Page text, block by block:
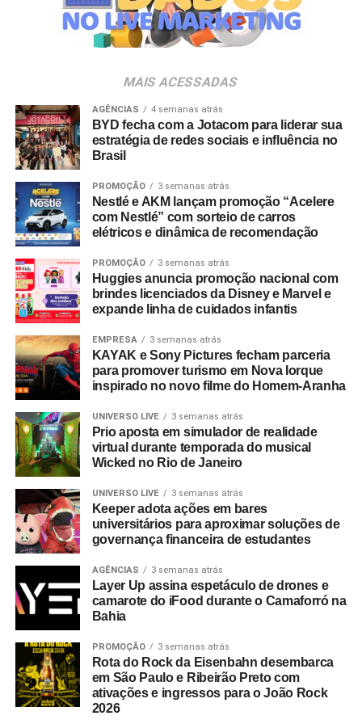
período tão difícil.
Já na área da saúde, o destaque é a pesquisadora
brasileira, professora e imunologista líder do Instituto de
Medicina Tropical da Universidade de São Paulo (IMT-
genoma do Sars-Cov-2.
Para realizar esse feito, ela identificou a origem das
primeiras contaminações no Brasil, o percurso da
transmissão e o tempo em que o vírus estava presente
em determinada região. Com isso, pode-se prever como o
vírus se comportará em breve.
O procedimento só obteve êxito porque a cientista, há
quatro anos, adotou o estudo do material genético para
estudar epidemias causadas pela dengue e zika. A partir
disso, foi possível sequenciar o genoma de amostras dos
primeiros pacientes infectados no Brasil em apenas 48
horas, procedimento que levaria cerca de 15 dias para
conclusão. Com isso, tal feito impressionou o mundo
todo.
Lauren Gardner
Ainda com soluções para conter a pandemia, a
engenheira e professora norte-americana do Centro de
Ciência e Engenharia de Sistemas da Universidade
Johns Hopkins, Lauren Gardner, liderou a criação do
painel que monitora a Covid-19 no mundo.
O rastreador faz o mapeamento instantâneo dos casos de
contaminações e mortes e, para isso, Lauren teve um
papel fundamental liderando o time que desenvolveu o
Os convites individuais já estão disponíveis para compra
no canal oficial da Ticketmaster, com lote inicial a partir
evento serão divulgadas nos canais oficiais do camarote
nos próximos meses.
MAIS ACESSADAS
AGÊNCIAS 4 semanas atrás
BYD fecha com a Jotacom para liderar sua
estratégia de redes sociais e influência no
Brasil
PROMOÇÃO 3 semanas atrás
Nestlé e AKM lançam promoção “Acelere
com Nestlé” com sorteio de carros
elétricos e dinâmica de recomendação
PROMOÇÃO 3 semanas atrás
Huggies anuncia promoção nacional com
brindes licenciados da Disney e Marvel e
expande linha de cuidados infantis
EMPRESA 3 semanas atrás
KAYAK e Sony Pictures fecham parceria
para promover turismo em Nova Iorque
inspirado no novo filme do Homem-Aranha
UNIVERSO LIVE 3 semanas atrás
Prio aposta em simulador de realidade
virtual durante temporada do musical
Wicked no Rio de Janeiro
UNIVERSO LIVE 3 semanas atrás
Keeper adota ações em bares
universitários para aproximar soluções de
governança financeira de estudantes
AGÊNCIAS 3 semanas atrás
Layer Up assina espetáculo de drones e
camarote do iFood durante o Camaforró na
Bahia
PROMOÇÃO 3 semanas atrás
Rota do Rock da Eisenbahn desembarca
em São Paulo e Ribeirão Preto com
ativações e ingressos para o João Rock
2026